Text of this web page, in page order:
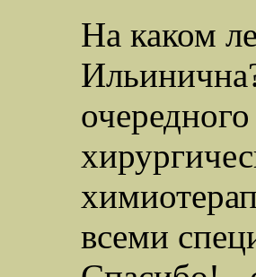
На каком
всеми